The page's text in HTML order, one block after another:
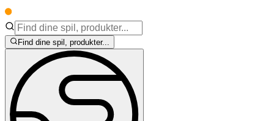
Find dine spil, produkter...